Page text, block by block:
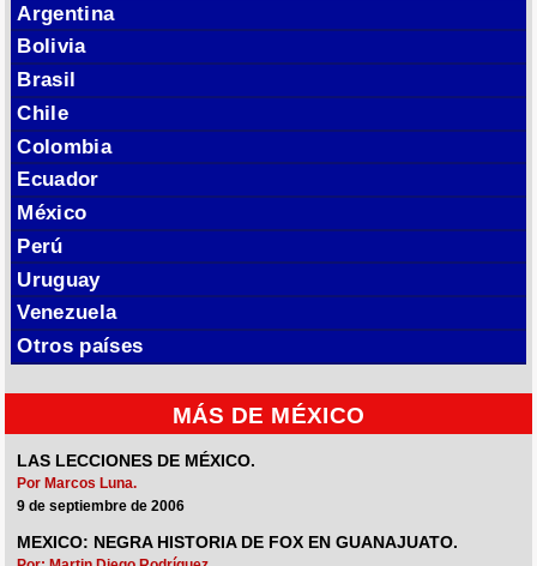
Argentina
Bolivia
Brasil
Chile
Colombia
Ecuador
México
Perú
Uruguay
Venezuela
Otros países
MÁS DE MÉXICO
LAS LECCIONES DE MÉXICO.
Por Marcos Luna.
9 de septiembre de 2006
MEXICO: NEGRA HISTORIA DE FOX EN GUANAJUATO.